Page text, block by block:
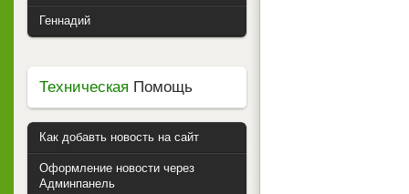
Геннадий
Техническая Помощь
Как добавть новость на сайт
Оформление новости через
Админпанель